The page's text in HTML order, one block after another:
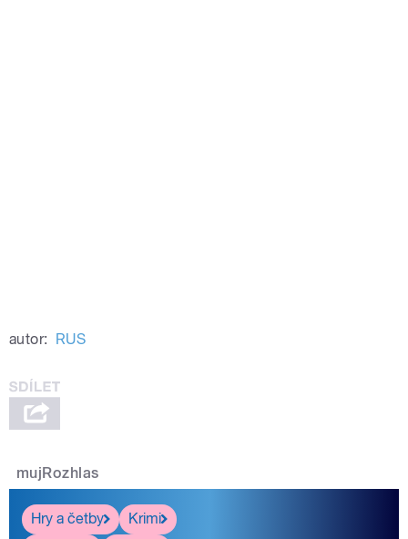
autor: RUS
mujRozhlas
Hry a četby
Krimi